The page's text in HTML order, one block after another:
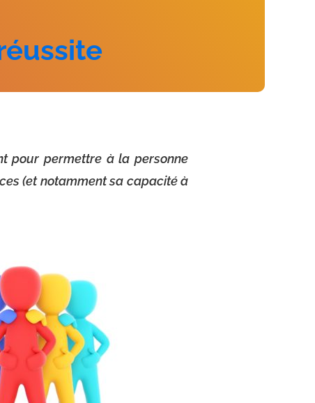
pour permettre à la personne
(et notamment sa capacité à